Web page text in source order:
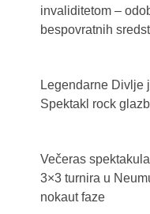
invaliditetom –
bespovratnih
Legendarne Divlje
Spektakl rock
Večeras
3×3 turnira u
nokaut faze